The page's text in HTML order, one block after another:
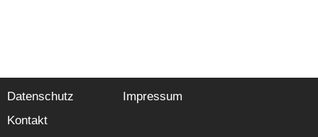
Datenschutz
Impressum
Kontakt